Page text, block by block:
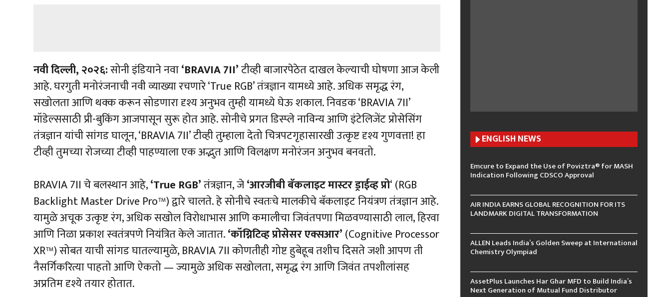
नवी दिल्ली, २०२६:सोनी इंडियाने नवा‘BRAVIA 7II’टीव्ही बाजारपेठेत दाखल केल्याची घोषणा आज केली
आहे. घरगुती मनोरंजनाची नवी व्याख्या रचणारे ‘True RGB’ तंत्रज्ञान यामध्ये आहे. अधिक समृद्ध रंग,
सखोलता आणि थक्क करून सोडणारा दृश्य अनुभव तुम्ही यामध्ये घेऊ शकाल. निवडक ‘BRAVIA 7II’
मॉडेल्ससाठी प्री-बुकिंग आजपासून सुरू होत आहे. सोनीचे प्रगत डिस्प्ले नाविन्य आणि इंटेलिजेंट प्रोसेसिंग
तंत्रज्ञान यांची सांगड घालून, ‘BRAVIA 7II’ टीव्ही तुम्हाला देतो चित्रपटगृहासारखी उत्कृष्ट दृश्य गुणवत्ता! हा
टीव्ही तुमच्या रोजच्या टीव्ही पाहण्याला एक अद्भुत आणि विलक्षण मनोरंजन अनुभव बनवतो.
BRAVIA 7II चे बलस्थान आहे,‘True RGB’तंत्रज्ञान, जे‘आरजीबी बॅकलाइट मास्टर ड्राईव्ह प्रो‘ (RGB
Backlight Master Drive Pro™) द्वारे चालते. हे सोनीचे स्वतःचे मालकीचे बॅकलाइट नियंत्रण तंत्रज्ञान आहे.
यामुळे अचूक उत्कृष्ट रंग, अधिक सखोल विरोधाभास आणि कमालीचा जिवंतपणा मिळवण्यासाठी लाल, हिरवा
आणि निळा प्रकाश स्वतंत्रपणे नियंत्रित केले जातात.‘कॉग्निटिव्ह प्रोसेसर एक्सआर’(Cognitive Processor
XR™) सोबत याची सांगड घातल्यामुळे, BRAVIA 7II कोणतीही गोष्ट हुबेहूब तशीच दिसते जशी आपण ती
नैसर्गिकरित्या पाहतो आणि ऐकतो — ज्यामुळे अधिक सखोलता, समृद्ध रंग आणि जिवंत तपशीलांसह
अप्रतिम दृश्ये तयार होतात.
ENGLISH NEWS
Emcure to Expand the Use of Poviztra® for MASH
Indication Following CDSCO Approval
AIR INDIA EARNS GLOBAL RECOGNITION FOR ITS
LANDMARK DIGITAL TRANSFORMATION
ALLEN Leads India’s Golden Sweep at International
Chemistry Olympiad
AssetPlus Launches Har Ghar MFD to Build India’s
Next Generation of Mutual Fund Distributor